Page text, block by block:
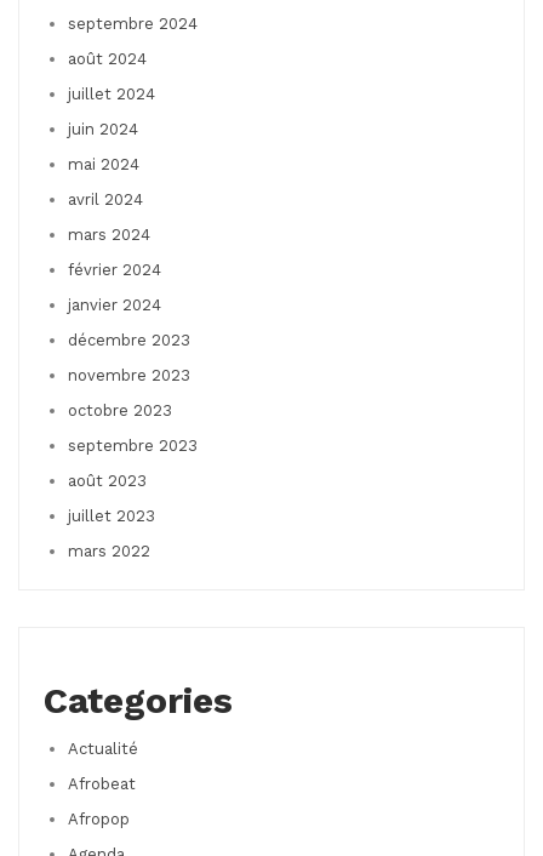
septembre 2024
août 2024
juillet 2024
juin 2024
mai 2024
avril 2024
mars 2024
février 2024
janvier 2024
décembre 2023
novembre 2023
octobre 2023
septembre 2023
août 2023
juillet 2023
mars 2022
Categories
Actualité
Afrobeat
Afropop